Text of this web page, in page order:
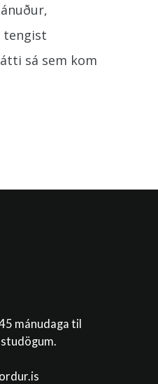
tengist
sá sem kom
mánudaga til